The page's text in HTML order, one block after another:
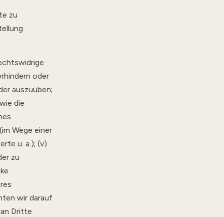
zu
oder
auszuüben;
die
Wege einer
u. a.); (v)
zu
wir darauf
Dritte